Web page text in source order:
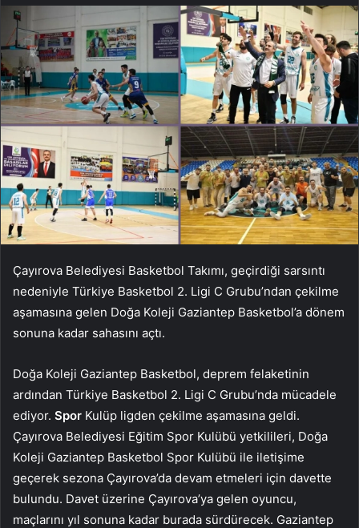
Çayırova Belediyesi Basketbol Takımı, geçirdiği sarsıntı
nedeniyle Türkiye Basketbol 2. Ligi C Grubu’ndan çekilme
aşamasına gelen Doğa Koleji Gaziantep Basketbol’a dönem
sonuna kadar sahasını açtı.
Doğa Koleji Gaziantep Basketbol, ​​deprem felaketinin
ardından Türkiye Basketbol 2. Ligi C Grubu’nda mücadele
ediyor. Spor Kulüp ligden çekilme aşamasına geldi.
Çayırova Belediyesi Eğitim Spor Kulübü yetkilileri, Doğa
Koleji Gaziantep Basketbol Spor Kulübü ile iletişime
geçerek sezona Çayırova’da devam etmeleri için davette
bulundu. Davet üzerine Çayırova’ya gelen oyuncu,
maçlarını yıl sonuna kadar burada sürdürecek. Gaziantep